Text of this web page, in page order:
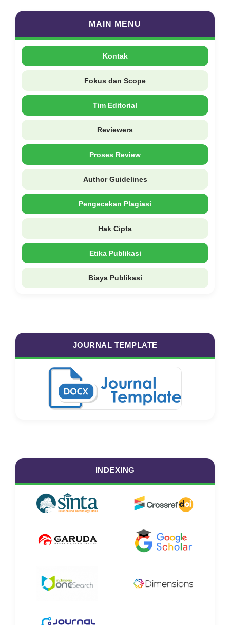
MAIN MENU
Kontak
Fokus dan Scope
Tim Editorial
Reviewers
Proses Review
Author Guidelines
Pengecekan Plagiasi
Hak Cipta
Etika Publikasi
Biaya Publikasi
JOURNAL TEMPLATE
INDEXING